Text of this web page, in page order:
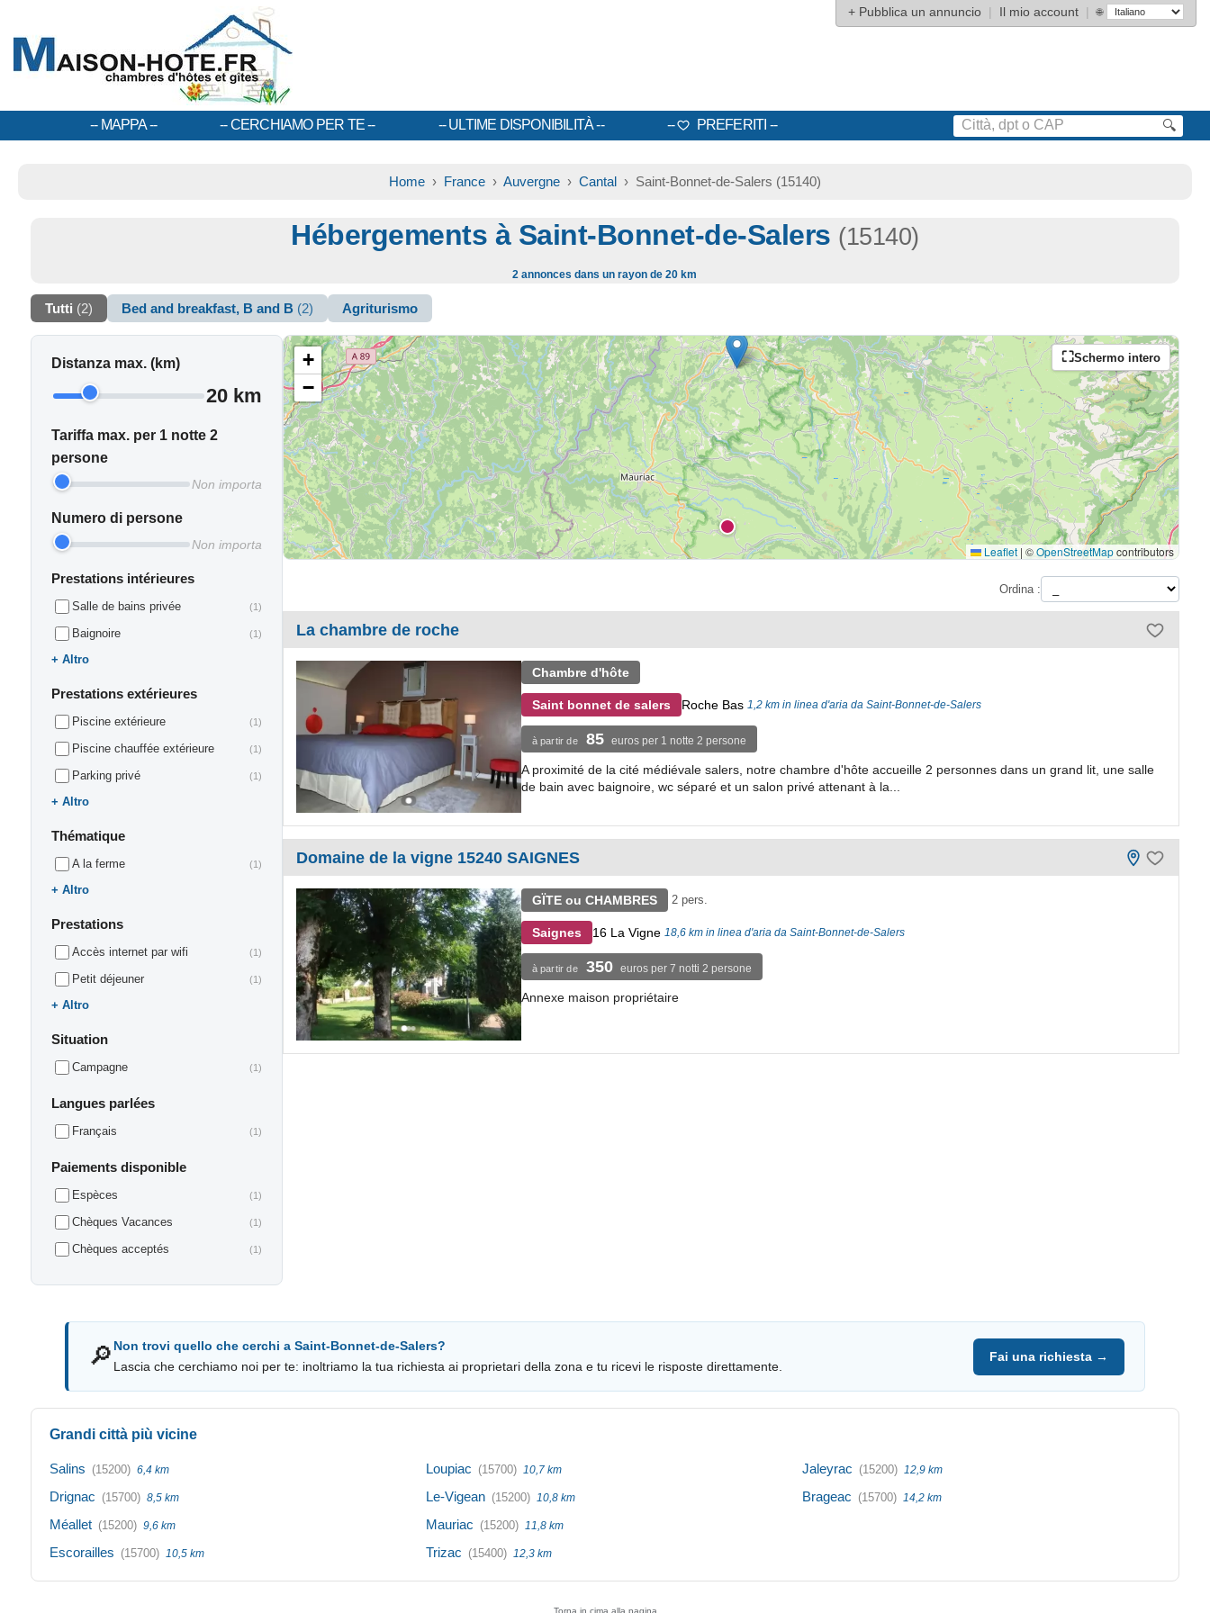
+ Pubblica un annuncio | Il mio account | 🌐
MAPPA CERCHIAMO PER TE ULTIME DISPONIBILITÀ PREFERITI 🔍
Home› France› Auvergne› Cantal› Saint-Bonnet-de-Salers (15140)
Hébergements à Saint-Bonnet-de-Salers (15140)
2 annonces dans un rayon de 20 km
Tutti (2) Bed and breakfast, B and B (2) Agriturismo
Distanza max. (km)
20 km
Tariffa max. per 1 notte 2
persone
Non importa
Numero di persone
Non importa
Prestations intérieures
Salle de bains privée (1)
Baignoire (1)
Altro
Prestations extérieures
Piscine extérieure (1)
Piscine chauffée extérieure (1)
Parking privé (1)
Altro
Thématique
A la ferme (1)
Altro
Prestations
Accès internet par wifi (1)
Petit déjeuner (1)
Altro
Situation
Campagne (1)
Langues parlées
Français (1)
Paiements disponible
Espèces (1)
Chèques Vacances (1)
Chèques acceptés (1)
Schermo intero
+
−
Leaflet | ©OpenStreetMapcontributors
Ordina :
La chambre de roche
Chambre d'hôte
Saint bonnet de salers Roche Bas 1,2 km in linea d'aria da Saint-Bonnet-de-Salers
à partir de 85 euros per 1 notte 2 persone
A proximité de la cité médiévale salers, notre chambre d'hôte accueille 2 personnes dans un grand lit, une salle
de bain avec baignoire, wc séparé et un salon privé attenant à la...
Domaine de la vigne 15240 SAIGNES
GÏTE ou CHAMBRES 2 pers.
Saignes 16 La Vigne 18,6 km in linea d'aria da Saint-Bonnet-de-Salers
à partir de 350 euros per 7 notti 2 persone
Annexe maison propriétaire
🔎 Non trovi quello che cerchi a Saint-Bonnet-de-Salers?
Lascia che cerchiamo noi per te: inoltriamo la tua richiesta ai proprietari della zona e tu ricevi le risposte direttamente.
Fai una richiesta →
Grandi città più vicine
Salins (15200) 6,4 km
Drignac (15700) 8,5 km
Méallet (15200) 9,6 km
Escorailles (15700) 10,5 km
Loupiac (15700) 10,7 km
Le-Vigean (15200) 10,8 km
Mauriac (15200) 11,8 km
Trizac (15400) 12,3 km
Jaleyrac (15200) 12,9 km
Brageac (15700) 14,2 km
Torna in cima alla pagina